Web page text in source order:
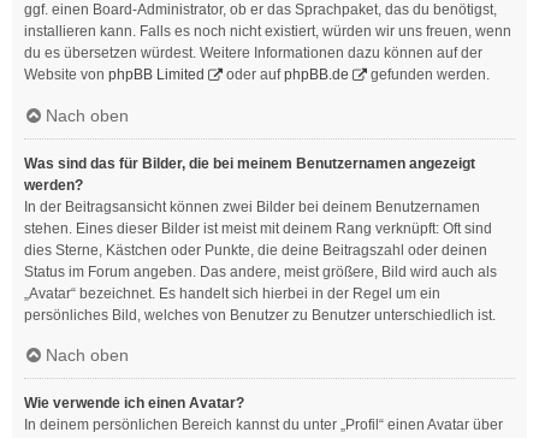
ggf. einen Board-Administrator, ob er das Sprachpaket, das du benötigst,
installieren kann. Falls es noch nicht existiert, würden wir uns freuen, wenn
du es übersetzen würdest. Weitere Informationen dazu können auf der
Website von phpBB Limited oder aufphpBB.de gefunden werden.
Nach oben
Was sind das für Bilder, die bei meinem Benutzernamen angezeigt
werden?
In der Beitragsansicht können zwei Bilder bei deinem Benutzernamen
stehen. Eines dieser Bilder ist meist mit deinem Rang verknüpft: Oft sind
dies Sterne, Kästchen oder Punkte, die deine Beitragszahl oder deinen
Status im Forum angeben. Das andere, meist größere, Bild wird auch als
„Avatar“ bezeichnet. Es handelt sich hierbei in der Regel um ein
persönliches Bild, welches von Benutzer zu Benutzer unterschiedlich ist.
Nach oben
Wie verwende ich einen Avatar?
In deinem persönlichen Bereich kannst du unter „Profil“ einen Avatar über